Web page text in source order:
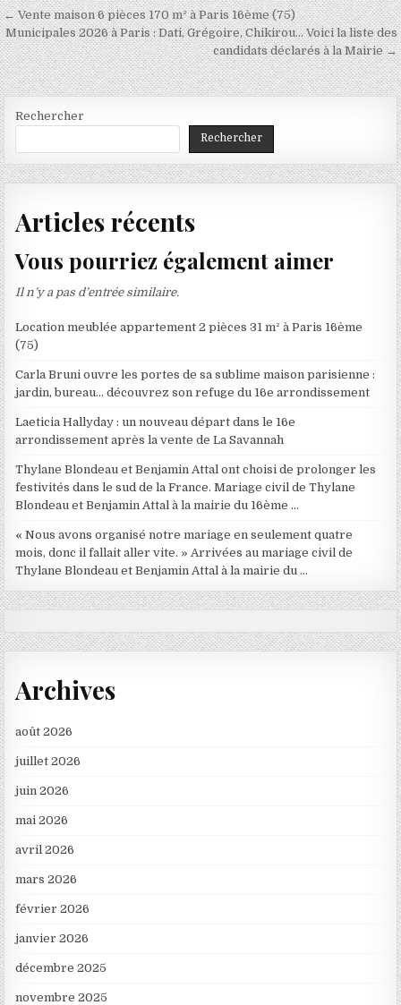
Navigation
de
l’article
← Vente maison 6 pièces 170 m² à Paris 16ème (75)
Municipales 2026 à Paris : Dati, Grégoire, Chikirou… Voici la liste des
candidats déclarés à la Mairie →
Rechercher
Rechercher
Articles récents
Vous pourriez également aimer
Il n’y a pas d’entrée similaire.
Location meublée appartement 2 pièces 31 m² à Paris 16ème
(75)
Carla Bruni ouvre les portes de sa sublime maison parisienne :
jardin, bureau… découvrez son refuge du 16e arrondissement
Laeticia Hallyday : un nouveau départ dans le 16e
arrondissement après la vente de La Savannah
Thylane Blondeau et Benjamin Attal ont choisi de prolonger les
festivités dans le sud de la France. Mariage civil de Thylane
Blondeau et Benjamin Attal à la mairie du 16ème …
« Nous avons organisé notre mariage en seulement quatre
mois, donc il fallait aller vite. » Arrivées au mariage civil de
Thylane Blondeau et Benjamin Attal à la mairie du …
Archives
août 2026
juillet 2026
juin 2026
mai 2026
avril 2026
mars 2026
février 2026
janvier 2026
décembre 2025
novembre 2025